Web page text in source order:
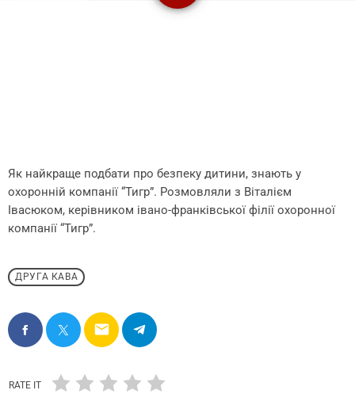
Як найкраще подбати про безпеку дитини, знають у
охоронній компанії “Тигр”. Розмовляли з Віталієм
Івасюком, керівником івано-франківської філії охоронної
компанії “Тигр”.
ДРУГА КАВА
email
RATE IT